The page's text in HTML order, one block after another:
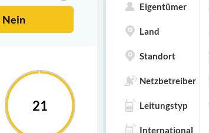
Nein
21
Eigentümer
Land
Standort
Netzbetreiber
Leitungstyp
International